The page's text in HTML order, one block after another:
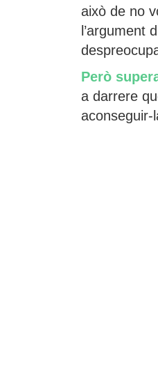
això de no
l’argument
Però
a darrere
aconseguir-